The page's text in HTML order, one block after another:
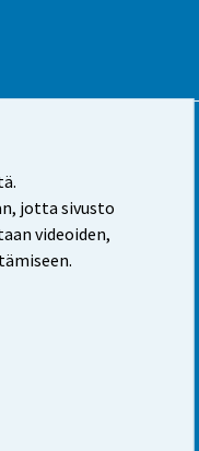
jotta sivusto
videoiden,